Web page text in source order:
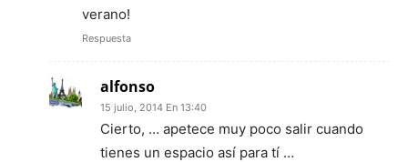
verano!
Respuesta
alfonso
15 julio, 2014 En 13:40
Cierto, … apetece muy poco salir cuando
tienes un espacio así para tí …